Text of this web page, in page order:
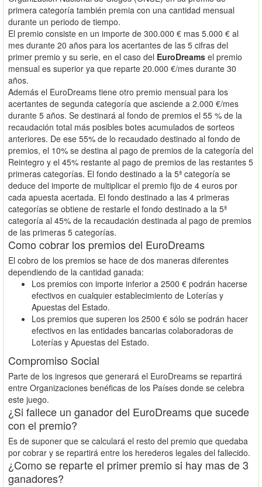
primera categoría también premia con una cantidad mensual
durante un periodo de tiempo.
El premio consiste en un importe de 300.000 € mas 5.000 € al
mes durante 20 años para los acertantes de las 5 cifras del
primer premio y su serie, en el caso del EuroDreams el premio
mensual es superior ya que reparte 20.000 €/mes durante 30
años.
Además el EuroDreams tiene otro premio mensual para los
acertantes de segunda categoría que asciende a 2.000 €/mes
durante 5 años. Se destinará al fondo de premios el 55 % de la
recaudación total más posibles botes acumulados de sorteos
anteriores. De ese 55% de lo recaudado destinado al fondo de
premios, el 10% se destina al pago de premios de la categoría del
Reintegro y el 45% restante al pago de premios de las restantes 5
primeras categorías. El fondo destinado a la 5ª categoría se
deduce del importe de multiplicar el premio fijo de 4 euros por
cada apuesta acertada. El fondo destinado a las 4 primeras
categorías se obtiene de restarle el fondo destinado a la 5ª
categoría al 45% de la recaudación destinada al pago de premios
de las primeras 5 categorías.
Como cobrar los premios del EuroDreams
El cobro de los premios se hace de dos maneras diferentes
dependiendo de la cantidad ganada:
Los premios con importe inferior a 2500 € podrán hacerse
efectivos en cualquier establecimiento de Loterías y
Apuestas del Estado.
Los premios que superen los 2500 € sólo se podrán hacer
efectivos en las entidades bancarias colaboradoras de
Loterías y Apuestas del Estado.
Compromiso Social
Parte de los ingresos que generará el EuroDreams se repartirá
entre Organizaciones benéficas de los Países donde se celebra
este juego.
¿Si fallece un ganador del EuroDreams que sucede
con el premio?
Es de suponer que se calculará el resto del premio que quedaba
por cobrar y se repartirá entre los herederos legales del fallecido.
¿Como se reparte el primer premio si hay mas de 3
ganadores?